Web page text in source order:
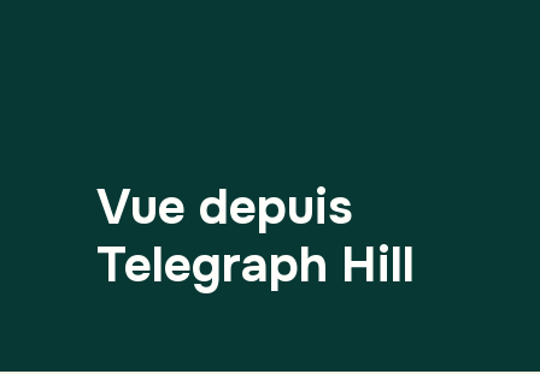
Vue depuis
Telegraph Hill